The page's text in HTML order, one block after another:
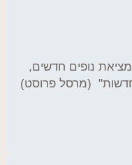
נופים חדשים,
(מרסל פרוסט)